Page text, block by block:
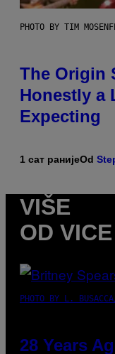
PHOTO BY TIM
The Origin
Honestly a
Expecting
1 сат ранијеOd
VIŠE
OD VICE
PHOTO BY L.
28 Years